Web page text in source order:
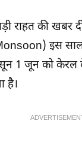
राहत की खबर
इस
1 जून को
है।